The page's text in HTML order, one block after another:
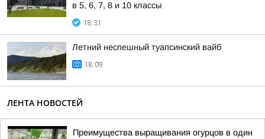
в 5, 6, 7, 8 и 10 классы
18:31
Летний неспешный туапсинский вайб
18:09
ЛЕНТА НОВОСТЕЙ
Преимущества выращивания огурцов в один